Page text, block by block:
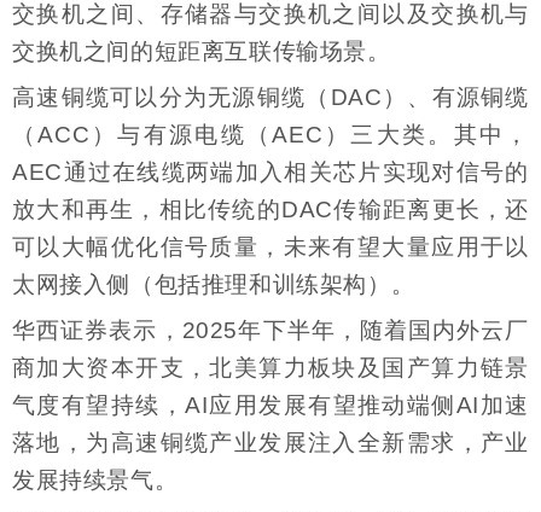
交换机之间、存储器与交换机之间以及交换机与
交换机之间的短距离互联传输场景。
高速铜缆可以分为无源铜缆（DAC）、有源铜缆
（ACC）与有源电缆（AEC）三大类。其中，
AEC通过在线缆两端加入相关芯片实现对信号的
放大和再生，相比传统的DAC传输距离更长，还
可以大幅优化信号质量，未来有望大量应用于以
太网接入侧（包括推理和训练架构）。
华西证券表示，2025年下半年，随着国内外云厂
商加大资本开支，北美算力板块及国产算力链景
气度有望持续，AI应用发展有望推动端侧AI加速
落地，为高速铜缆产业发展注入全新需求，产业
发展持续景气。